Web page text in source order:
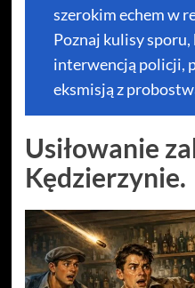
szerokim echem w
Poznaj kulisy sporu,
interwencją policji,
eksmisją z
Usiłowanie
Kędzierzynie.